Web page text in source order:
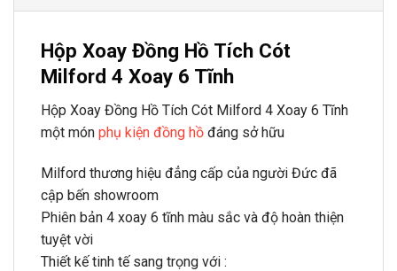
Hộp Xoay Đồng Hồ Tích Cót
Milford 4 Xoay 6 Tĩnh
Hộp Xoay Đồng Hồ Tích Cót Milford 4 Xoay 6 Tĩnh
một món phụ kiện đồng hồ đáng sở hữu
Milford thương hiệu đẳng cấp của người Đức đã
cập bến showroom
Phiên bản 4 xoay 6 tĩnh màu sắc và độ hoàn thiện
tuyệt vời
Thiết kế tinh tế sang trọng với :